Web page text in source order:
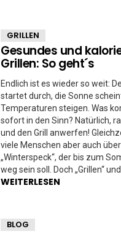
GRILLEN
Gesundes und
Grillen: So geht´s
Endlich ist es wieder so weit:
startet durch, die Sonne
Temperaturen steigen. Was
sofort in den Sinn? Natürlich,
und den Grill anwerfen!
viele Menschen aber auch
„Winterspeck“, der bis zum
weg sein soll. Doch „Grillen“ und
WEITERLESEN
BLOG